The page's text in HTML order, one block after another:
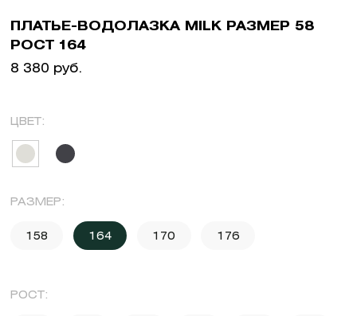
ПЛАТЬЕ-ВОДОЛАЗКА MILK РАЗМЕР 58
РОСТ 164
8 380 руб.
ЦВЕТ:
РАЗМЕР:
158 164 170 176
РОСТ: